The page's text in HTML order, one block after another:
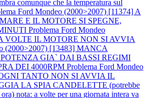
comunque che la temperatura sul
Ford Mondeo (2000>2007) [11374] A
E IL MOTORE SI SPEGNE,
Problema Ford Mondeo
VOLTE IL MOTORE NON SI AVVIA
(2000>2007) [13483] MANCA
GIA` DAI BASSI REGIMI
DEI 4000RPM Problema Ford Mondeo
TANTO NON SI AVVIA IL
LA SPIA CANDELETTE (potrebbe
nota: a volte per una giornata intera va